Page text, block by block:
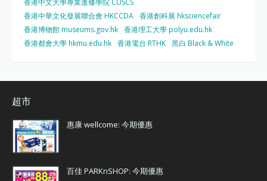
香港中文大學專業進修學院 CUSCS
香港中華文化發展聯合會 HKCCDA 香港創科展 hksciencefair
香港博物館 museums.gov.hk 香港理工大學 polyu.edu.hk
香港都會大學 hkmu.edu.hk 香港電台 RTHK 黑白 Black & White
超市
惠康 wellcome: 今期優惠
百佳 PARKnSHOP: 今期優惠